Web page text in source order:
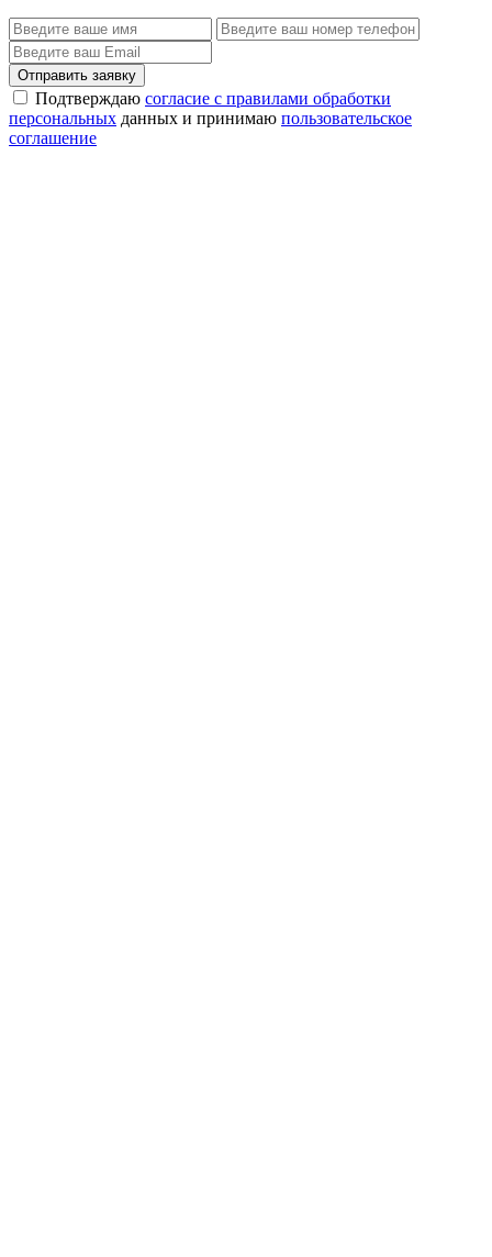
Отправить заявку
Подтверждаю согласие с правилами обработки
персональных данных и принимаю пользовательское
соглашение